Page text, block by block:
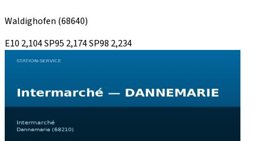
Waldighofen (68640)
E10 2,104SP95 2,174SP98 2,234